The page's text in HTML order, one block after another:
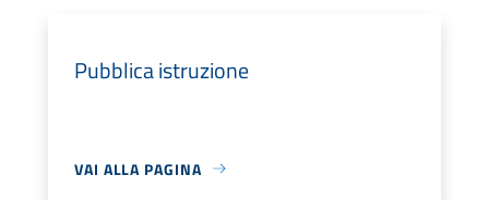
Pubblica istruzione
VAI ALLA PAGINA